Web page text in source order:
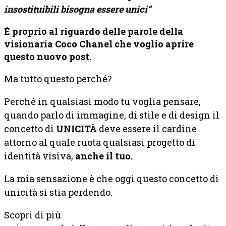
insostituibili bisogna essere unici”
È proprio al riguardo delle parole della
visionaria Coco Chanel che voglio aprire
questo nuovo post.
Ma tutto questo perché?
Perché in qualsiasi modo tu voglia pensare,
quando parlo di immagine, di stile e di design il
concetto di UNICITÀ deve essere il cardine
attorno al quale ruota qualsiasi progetto di
identità visiva, anche il tuo.
La mia sensazione è che oggi questo concetto di
unicità si stia perdendo.
Scopri di più